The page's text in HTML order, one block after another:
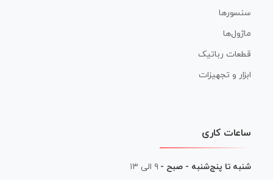
سنسورها
ماژول‌ها
قطعات رباتیک
ابزار و تجهیزات
ساعات کاری
شنبه تا پنج‌شنبه - صبح - ۹ الی ۱۳